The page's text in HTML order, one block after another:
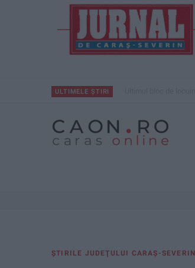
ULTIMELE ȘTIRI
ŞTIRILE JUDEŢULUI CARAŞ-SEVERIN